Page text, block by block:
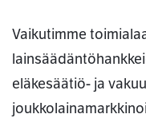
Vaikutimme
eläkesäätiö- ja